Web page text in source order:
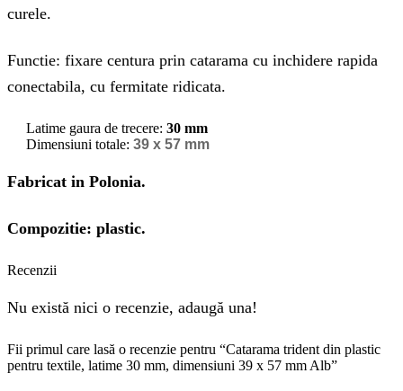
curele.
Functie: fixare centura prin catarama cu inchidere rapida
conectabila, cu fermitate ridicata.
Latime gaura de trecere: 30 mm
Dimensiuni totale: 39 x 57 mm
Fabricat in Polonia.
Compozitie: plastic.
Recenzii
Nu există nici o recenzie, adaugă una!
Fii primul care lasă o recenzie pentru “Catarama trident din plastic
pentru textile, latime 30 mm, dimensiuni 39 x 57 mm Alb”